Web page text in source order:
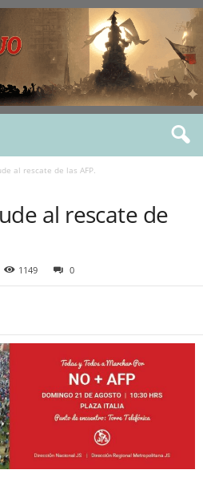
al rescate de las AFP.
al rescate de
1149 0